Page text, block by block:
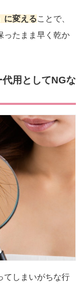
に変えることで、
ったまま早く乾か
用としてNGな
てしまいがちな行